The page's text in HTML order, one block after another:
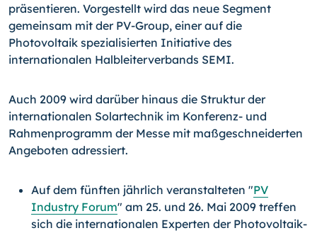
präsentieren. Vorgestellt wird das neue Segment
gemeinsam mit der PV-Group, einer auf die
Photovoltaik spezialisierten Initiative des
internationalen Halbleiterverbands SEMI.
Auch 2009 wird darüber hinaus die Struktur der
internationalen Solartechnik im Konferenz- und
Rahmenprogramm der Messe mit maßgeschneiderten
Angeboten adressiert.
Auf dem fünften jährlich veranstalteten "PV
Industry Forum" am 25. und 26. Mai 2009 treffen
sich die internationalen Experten der Photovoltaik-